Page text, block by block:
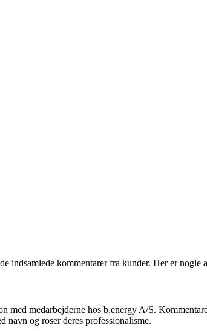
indsamlede kommentarer fra kunder. Her er nogle
medarbejderne hos b.energy A/S.
og roser deres professionalisme.